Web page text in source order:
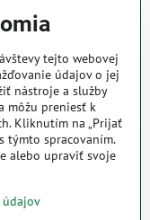
spracovanie
podmienky, ceny a
výhodnejšie.
tejto webovej
údajov o jej
nástroje a služby
môžu preniesť k
Kliknutím na „Prijať
týmto spracovaním.
alebo upraviť svoje
údajov